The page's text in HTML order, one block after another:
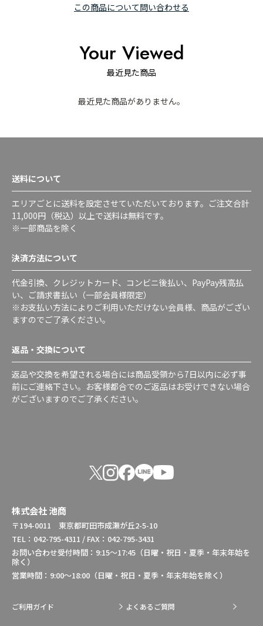
この商品について問い合わせる
Your Viewed
最近見た商品
最近見た商品がありません。
送料について
エリアごとに送料を設定させていただいております。ご注文合計
11,000円（税込）以上で送料は無料です。
※一部商品を除く
決済方法について
代金引換、クレジットカード、コンビニ後払い、PayPay残高払
い、ご請求書払い（一部会員様限定）
※お支払い方法によりご利用いただけない会員様、商品がござい
ますのでご了承ください。
返品・交換について
返品や交換を希望される場合には商品受領から7日以内に必ず事
前にご連絡下さい。お客様都合でのご返品はお受けできない場合
がございますのでご了承ください。
株式会社 池商
〒194-0011 東京都町田市成瀬が丘2-5-10
TEL：042-795-4311 / FAX：042-795-3431
お問い合わせ受付時間：9:15～17:45（日曜・祝日・夏季・年末年始を
除く）
営業時間：9:00～18:00（日曜・祝日・夏季・年末年始を除く）
ご利用ガイド よくあるご質問